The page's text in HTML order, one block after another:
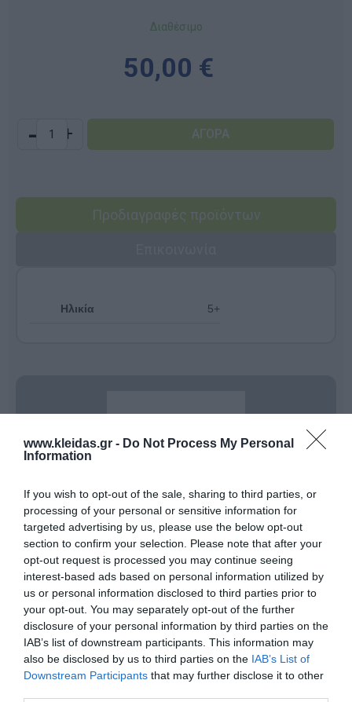
www.kleidas.gr - Do Not Process My Personal
Information
If you wish to opt-out of the sale, sharing to third parties, or
processing of your personal or sensitive information for
targeted advertising by us, please use the below opt-out
section to confirm your selection. Please note that after your
opt-out request is processed you may continue seeing
interest-based ads based on personal information utilized by
us or personal information disclosed to third parties prior to
your opt-out. You may separately opt-out of the further
disclosure of your personal information by third parties on the
IAB’s list of downstream participants. This information may
also be disclosed by us to third parties on the IAB’s List of
Downstream Participants that may further disclose it to other
Διαθέσιμο
50,00 €
- +
Προδιαγραφές προϊόντων
Ηλικία 5+
MEGAFORM είναι ο στρατηγικός συνεργάτης για
σχολεία, γυμναστήρια και αθλητικούς συλλόγους που
αναζητούν αξιοπιστία και ποιότητα. Ως επίσημος
ευρωπαίος διανομέας κορυφαίων brands όπως
OMNIKIN, DOM, ARK και YOLF, η εταιρεία εγγυάται
μια ολοκληρωμένη συλλογή που καλύπτει κάθε
απαίτηση της σύγχρονης αγοράς. Αυτό που καθιστά τη
MEGAFORM να ξεχωρίζει είναι η αυστηρή δέσμευσή
αειφόρο ανάπτυξη
πιστοποιημένη κατάISO 14001 & EMAS. Με συνεχή